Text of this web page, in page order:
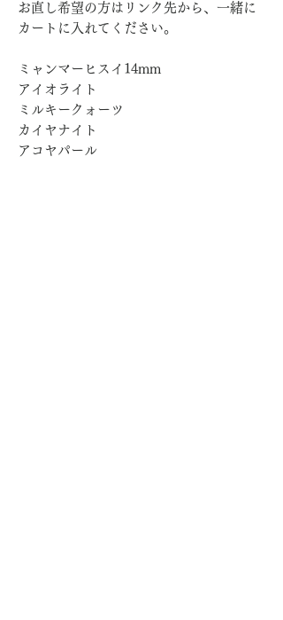
お直し希望の方はリンク先から、一緒に
カートに入れてください。
ミャンマーヒスイ14mm
アイオライト
ミルキークォーツ
カイヤナイト
アコヤパール